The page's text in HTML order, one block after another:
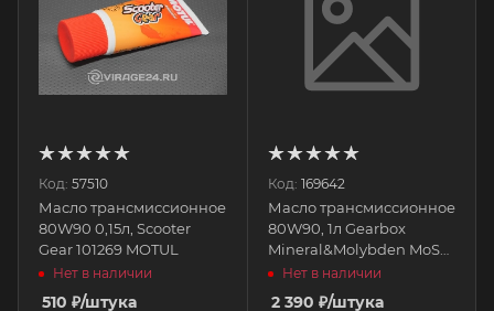
Код: 57510
Масло трансмиссионное
80W90 0,15л, Scooter
Gear 101269 MOTUL
Нет в наличии
510 ₽/штука
Код: 169642
Масло трансмиссионное
80W90, 1л Gearbox
Mineral&Molybden MoS2
GL4/GL5 MIL-L-2105D
105787 MOTUL
Нет в наличии
2 390 ₽/штука